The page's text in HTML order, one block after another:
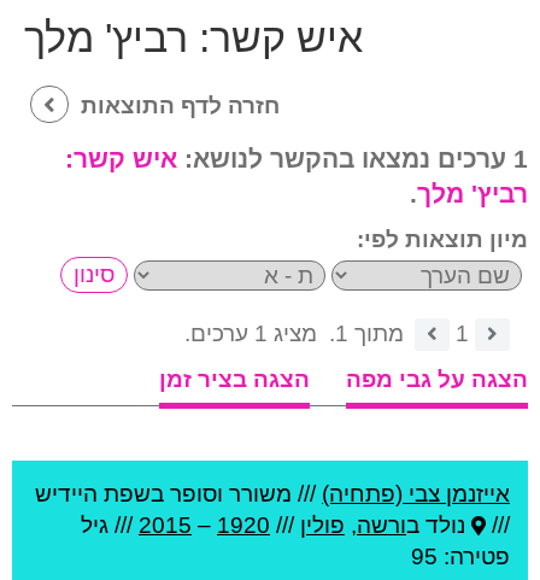
איש קשר: רביץ' מלך
חזרה לדף התוצאות
1 ערכים נמצאו בהקשר לנושא:
איש קשר:
רביץ' מלך.
מיון תוצאות לפי:
1 מתוך 1.
מציג 1 ערכים.
הצגה על גבי מפה
הצגה בציר זמן
אייזנמן צבי (פתחיה) /// משורר וסופר בשפת היידיש
///
נולד בורשה, פולין ///
1920
–
2015 /// גיל
פטירה: 95